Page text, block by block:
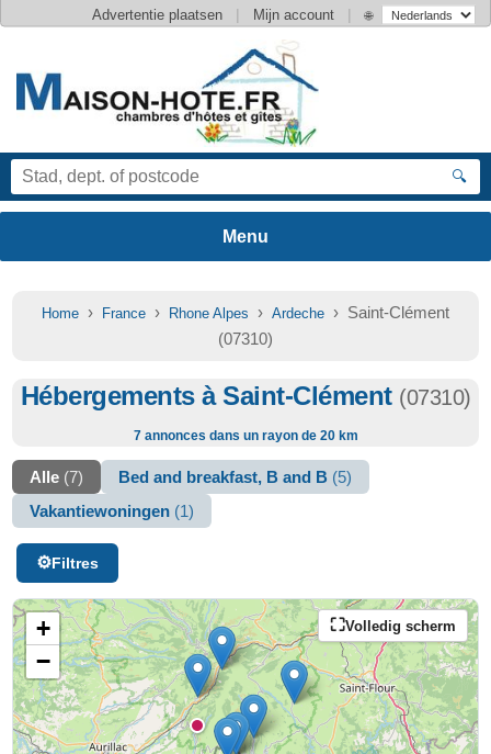
Advertentie plaatsen | Mijn account | 🌐
🔍
Home › France › Rhone Alpes › Ardeche › Saint-Clément
(07310)
Hébergements à Saint-Clément (07310)
7 annonces dans un rayon de 20 km
Alle (7) Bed and breakfast, B and B (5)
Vakantiewoningen (1)
Filtres
Volledig scherm
+
−